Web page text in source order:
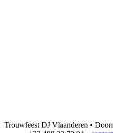
Trouwfeest DJ Vlaanderen •